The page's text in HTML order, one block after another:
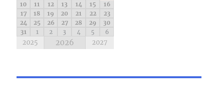
10
11 12 13 14 15
16
17
18 19 20 21 22
23
24
25 26 27 28 29
30
31
1 2 3 4 5 6
2025 2026 2027